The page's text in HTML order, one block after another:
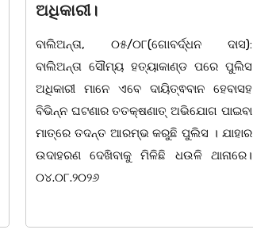
ସାରସ୍ୱତ ପ୍ରତିଭାଙ୍କୁ ନୀଳକଣ୍ଠ
ଭୁବନେଶ୍ୱର ତା 05/08/26 ପୁଜ୍ୟପୂଜା ସଂସ୍କୃତି
ସୁରକ୍ଷା ଅଭିଯାନ, ସରକାରଙ୍କ ଓଡ଼ିଆ ଭାଷା,
ସାହିତ୍ୟ ସଂସ୍କୃତି ବିଭାଗ ତଥା ବିଜେଡି ସାଂସ୍କୃତିକ
ସାମୁଖ୍ୟ ପକ୍ଷରୁ ସ୍ଥାନୀୟ ମହାଡାକପାଳ ଛକ
ନିକଟ ମହାନ ସ୍ୱାଧୀନତା ସଂଗ୍ରାମୀ, ପ୍ରାକ୍ତନ
ବାଚସ୍ପତି, ସମାଜ ସାମ୍ବାଦିକ, ସମ୍ବିଧାନ